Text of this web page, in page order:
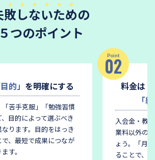
敗しないための
５つのポイント
目的」 を明確にする
「苦手克服」「勉強習慣
目的によって選ぶべき
ります。 目的をはっき
で、最短で成果につなが
す。
Point
02
料金は
「
入会金・教
業料以外の
ょう。
「月
ることで、